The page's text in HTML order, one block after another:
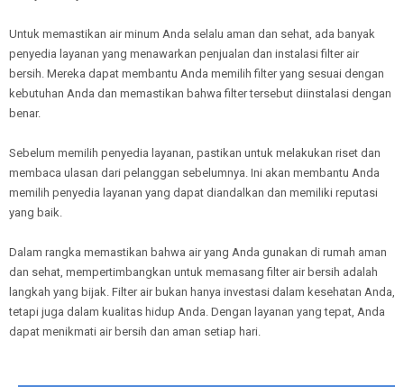
Untuk memastikan air minum Anda selalu aman dan sehat, ada banyak
penyedia layanan yang menawarkan penjualan dan instalasi filter air
bersih. Mereka dapat membantu Anda memilih filter yang sesuai dengan
kebutuhan Anda dan memastikan bahwa filter tersebut diinstalasi dengan
benar.
Sebelum memilih penyedia layanan, pastikan untuk melakukan riset dan
membaca ulasan dari pelanggan sebelumnya. Ini akan membantu Anda
memilih penyedia layanan yang dapat diandalkan dan memiliki reputasi
yang baik.
Dalam rangka memastikan bahwa air yang Anda gunakan di rumah aman
dan sehat, mempertimbangkan untuk memasang filter air bersih adalah
langkah yang bijak. Filter air bukan hanya investasi dalam kesehatan Anda,
tetapi juga dalam kualitas hidup Anda. Dengan layanan yang tepat, Anda
dapat menikmati air bersih dan aman setiap hari.